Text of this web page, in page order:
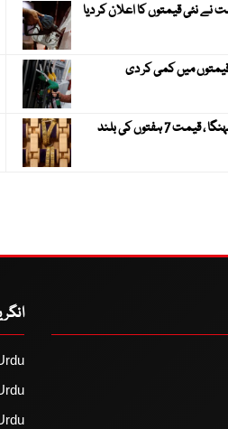
نے نئی قیمتوں کا اعلان کر دیا
میں کمی کر دی
عالمی مارکیٹ میں سونا مزید مہنگا ، قیمت 7 ہفتوں کی بلند